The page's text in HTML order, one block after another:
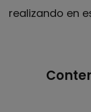
realizando en